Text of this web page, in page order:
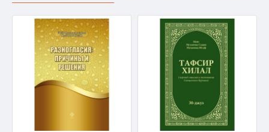
Вероучение о Боге
Вероучение об ангелах
Вероучение о пророках
Вероучение о джиннах
Пример васатыйи в вероучении
Васатыя в Шариате